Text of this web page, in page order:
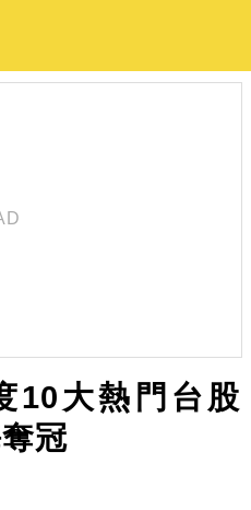
10大熱門台股
冠